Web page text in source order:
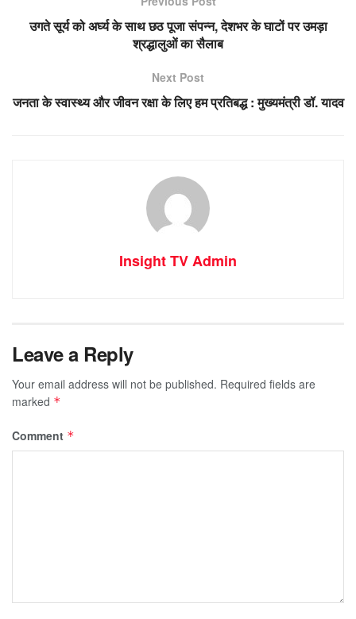
उगते सूर्य को अर्घ्य के साथ छठ पूजा संपन्न, देशभर के घाटों पर उमड़ा
श्रद्धालुओं का सैलाब
Next Post
जनता के स्वास्थ्य और जीवन रक्षा के लिए हम प्रतिबद्ध : मुख्यमंत्री डॉ. यादव
Insight TV Admin
Leave a Reply
Your email address will not be published. Required fields are
marked *
Comment *